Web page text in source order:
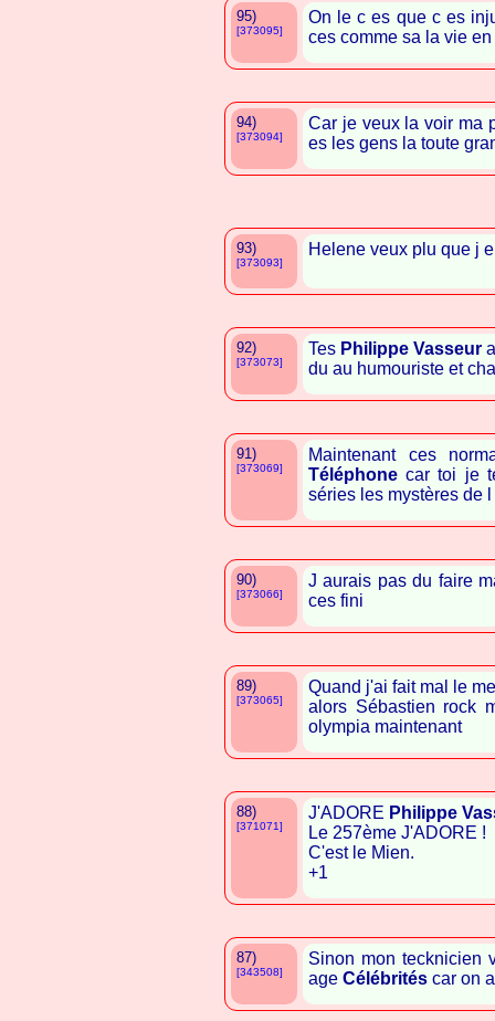
95)
[373095]
On le c es que c es
ces comme sa la vie
94)
[373094]
Car je veux la voir ma
es les gens la toute
93)
[373093]
Helene veux plu que j
92)
[373073]
Tes Philippe Vasseur
du au humouriste et
91)
[373069]
Maintenant ces
Téléphone car toi je
séries les mystères de
90)
[373066]
J aurais pas du faire
ces fini
89)
[373065]
Quand j'ai fait mal le
alors Sébastien rock
olympia maintenant
88)
[371071]
J'ADORE Philippe
Le 257ème J'ADORE !
C'est le Mien.
+1
87)
[343508]
Sinon mon tecknicien
age Célébrités car on